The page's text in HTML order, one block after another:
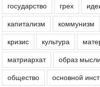
государство
грех
капитализм
коммунизм
кризис
культура
матриархат
образ мысли
общество
основной